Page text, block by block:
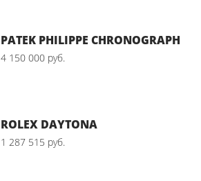
PATEK PHILIPPE CHRONOGRAPH
4 150 000 руб.
ROLEX DAYTONA
1 287 515 руб.